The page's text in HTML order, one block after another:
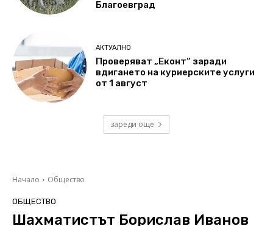
Благоевград
АКТУАЛНО
Проверяват „Еконт“ заради
вдигането на куриерските услуги
от 1 август
зареди още